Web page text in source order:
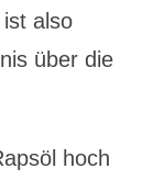
also
über die
hoch